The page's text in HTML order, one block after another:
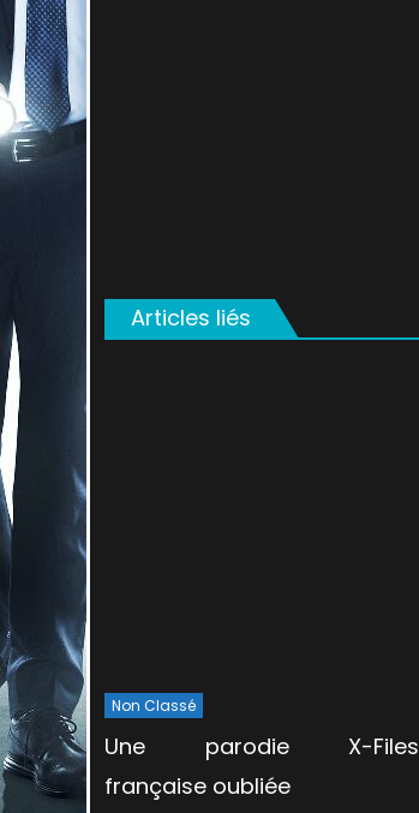
Articles liés
Non Classé
Une parodie X-Files
française oubliée